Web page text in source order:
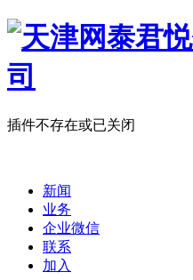
插件不存在或已关闭
新闻
业务
企业微信
联系
加入